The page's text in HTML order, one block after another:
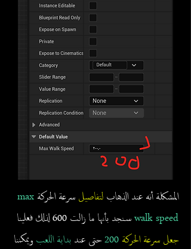
المشكلة أنه عند الذهاب لتفاصيل سرعة الحركة max
walk speedسنجد بأنها ما زالت 600 لذلك فعلينا
جعل سرعة الحركة 200حتى عند بداية اللعب ويمكننا